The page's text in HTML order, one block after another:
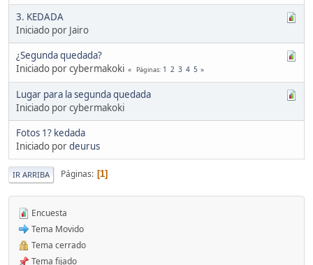
3. KEDADA
Iniciado por Jairo
¿Segunda quedada?
Iniciado por cybermakoki
Páginas 1 2 3 4 5
Lugar para la segunda quedada
Iniciado por cybermakoki
Fotos 1? kedada
Iniciado pordeurus
IR ARRIBA Páginas 1
Encuesta
Tema Movido
Tema cerrado
Tema fijado